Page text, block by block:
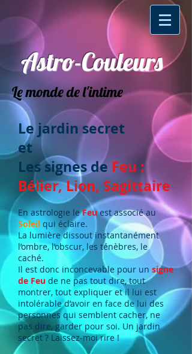
Astro-Couleurs
Le jardin secret
et
Les signes de Feu :
Bélier, Lion, Sagittaire
En astrologie leFeuest associé au
Soleil qui éclaire.
La lumière dissout instantanément
l’ombre, l’obscur, les ténèbres, le
caché.
Il est donc inconcevable pour un signe
de Feu de ne pas tout dire, tout
montrer, tout expliquer et il lui est
intolérable d’avoir en face de lui des
personnes qui semblent cacher, ne
pas dire, garder pour soi. Un jardin
secret ? Laissez-moi rire !
Le monde de l'intime